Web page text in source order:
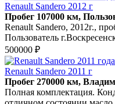
Renault Sandero 2012 г
Пробег 107000 км,
Renault Sandero, 2012г.,
Пользователь
500000 ₽
Renault Sandero 2011 г
Пробег 270000 км,
Полная комплектация.